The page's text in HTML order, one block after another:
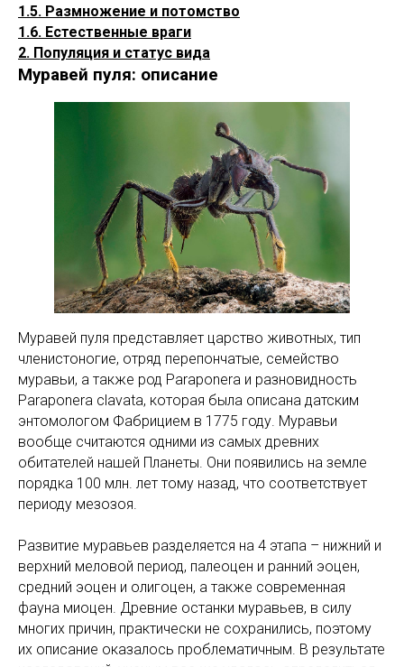
1.5. Размножение и потомство
1.6. Естественные враги
2. Популяция и статус вида
Муравей пуля: описание
Муравей пуля представляет царство животных, тип
членистоногие, отряд перепончатые, семейство
муравьи, а также род Paraponera и разновидность
Paraponera clavata, которая была описана датским
энтомологом Фабрицием в 1775 году. Муравьи
вообще считаются одними из самых древних
обитателей нашей Планеты. Они появились на земле
порядка 100 млн. лет тому назад, что соответствует
периоду мезозоя.
Развитие муравьев разделяется на 4 этапа – нижний и
верхний меловой период, палеоцен и ранний эоцен,
средний эоцен и олигоцен, а также современная
фауна миоцен. Древние останки муравьев, в силу
многих причин, практически не сохранились, поэтому
их описание оказалось проблематичным. В результате